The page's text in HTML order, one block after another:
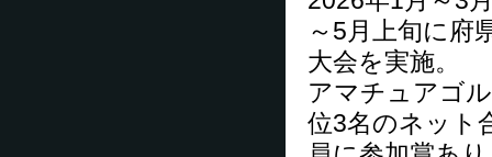
～5月上旬に府
大会を実施。
アマチュアゴ
位3名のネット